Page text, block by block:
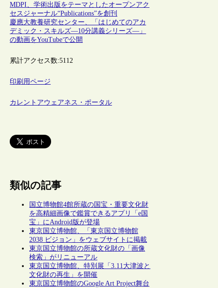
MDPI、学術出版をテーマとしたオープンアク
セスジャーナル“Publications”を創刊
慶應大教養研究センター、「はじめてのアカ
デミック・スキルズ―10分講義シリーズ―」
の動画をYouTubeで公開
累計アクセス数:5112
印刷用ページ
カレントアウェアネス・ポータル
類似の記事
国立博物館4館所蔵の国宝・重要文化財
を高精細画像で鑑賞できるアプリ「e国
宝」にAndroid版が登場
東京国立博物館、「東京国立博物館
2038 ビジョン」をウェブサイトに掲載
東京国立博物館の所蔵文化財の「画像
検索」がリニューアル
東京国立博物館、特別展「3.11大津波と
文化財の再生」を開催
東京国立博物館のGoogle Art Project舞台